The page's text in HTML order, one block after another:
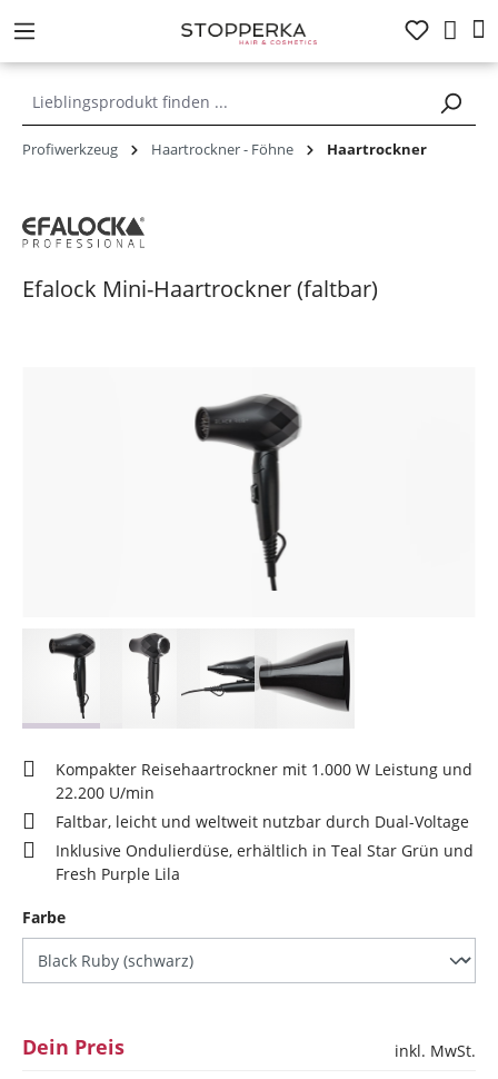
springen
Profiwerkzeug Haartrockner - Föhne Haartrockner
Efalock Mini-Haartrockner (faltbar)
Kompakter Reisehaartrockner mit 1.000 W Leistung und
22.200 U/min
Faltbar, leicht und weltweit nutzbar durch Dual-Voltage
Inklusive Ondulierdüse, erhältlich in Teal Star Grün und
Fresh Purple Lila
Farbeauswählen
Dein Preis
inkl. MwSt.